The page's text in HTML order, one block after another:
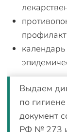
Выдаем
по
документ
РФ № 273